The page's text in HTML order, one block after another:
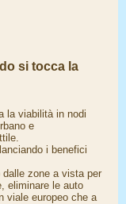
si tocca la
la viabilità in nodi
e
i benefici
dalle zone a vista per
eliminare le auto
viale europeo che a